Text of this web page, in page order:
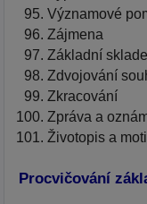
Významové
Zájmena
Základní
Zdvojování
Zkracování
Zpráva a
Životopis a
Procvičování